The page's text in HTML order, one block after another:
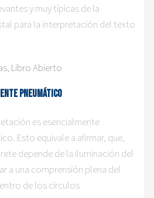
y muy típicas de la
para la interpretación del texto
Pneumático
es esencialmente
Esto equivale a afirmar, que,
depende de la iluminación del
a una comprensión plena del
de los círculos